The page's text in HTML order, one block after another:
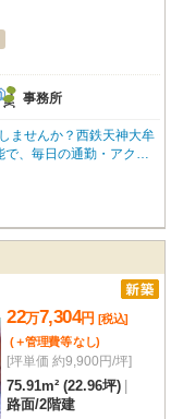
事務所
ませんか？西鉄天神大牟
、毎日の通勤・アクセ
高い視認性も期待できま
の空間は、様々な業種
も大きな魅力。喫茶・カ
所など、幅広いビジネス
、スーパー、郵便局など
。この機会にぜひご検討
22万7,304円 [税込]
(＋管理費等なし)
[坪単価 約9,900円/坪]
75.91m² (22.96坪)
路面/2階建